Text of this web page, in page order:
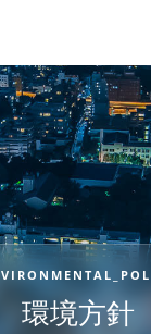
V I RO N M E N TA L PO L
環境方針